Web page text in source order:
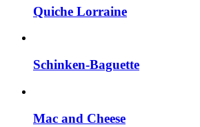
Quiche Lorraine
Schinken-Baguette
Mac and Cheese